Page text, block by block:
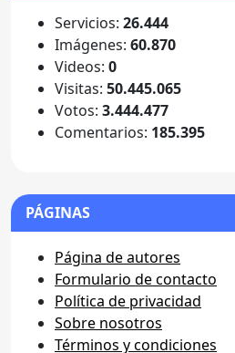
Servicios: 26.444
Imágenes: 60.870
Videos: 0
Visitas: 50.445.065
Votos: 3.444.477
Comentarios: 185.395
PÁGINAS
Página de autores
Formulario de contacto
Política de privacidad
Sobre nosotros
Términos y condiciones